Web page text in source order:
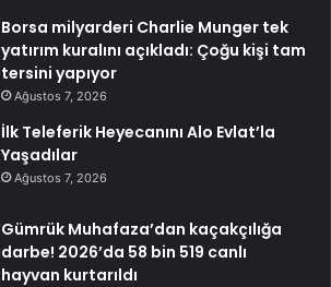
Borsa milyarderi Charlie Munger tek
yatırım kuralını açıkladı: Çoğu kişi tam
tersini yapıyor
Ağustos 7, 2026
İlk Teleferik Heyecanını Alo Evlat’la
Yaşadılar
Ağustos 7, 2026
Gümrük Muhafaza’dan kaçakçılığa
darbe! 2026’da 58 bin 519 canlı
hayvan kurtarıldı